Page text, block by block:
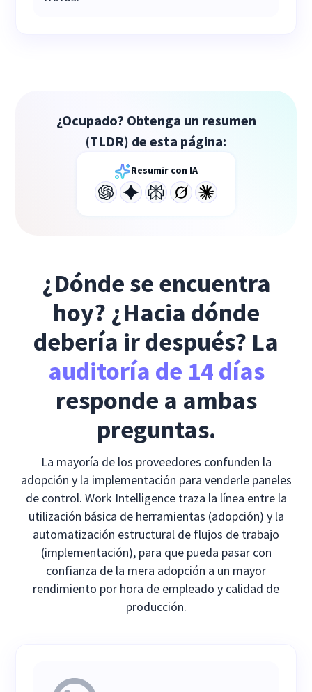
¿Ocupado? Obtenga un resumen
(TLDR) de esta página:
Resumir con IA
¿Dónde se encuentra
hoy? ¿Hacia dónde
debería ir después? La
auditoría de 14 días
responde a ambas
preguntas.
La mayoría de los proveedores confunden la
adopción y la implementación para venderle paneles
de control. Work Intelligence traza la línea entre la
utilización básica de herramientas (adopción) y la
automatización estructural de flujos de trabajo
(implementación), para que pueda pasar con
confianza de la mera adopción a un mayor
rendimiento por hora de empleado y calidad de
producción.